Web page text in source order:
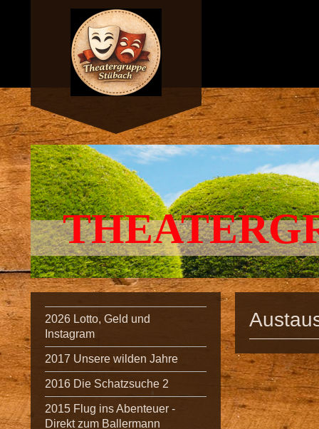
2026 Lotto, Geld und
Instagram
2017 Unsere wilden Jahre
2016 Die Schatzsuche 2
2015 Flug ins Abenteuer -
Direkt zum Ballermann